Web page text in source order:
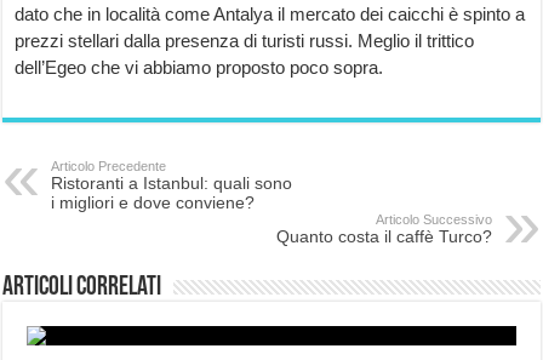
dato che in località come Antalya il mercato dei caicchi è spinto a
prezzi stellari dalla presenza di turisti russi. Meglio il trittico
dell’Egeo che vi abbiamo proposto poco sopra.
Articolo Precedente
Ristoranti a Istanbul: quali sono
i migliori e dove conviene?
Articolo Successivo
Quanto costa il caffè Turco?
Articoli correlati